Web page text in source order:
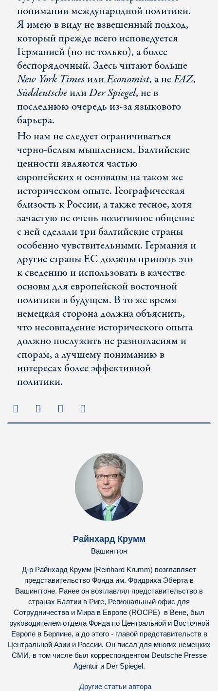
понимании международной политики.
Я имею в виду не взвешенный подход,
который прежде всего исповедуется
Германией (но не только), а более
беспорядочный. Здесь читают больше
New York TimesилиEconomist, а неFAZ,
SüddeutscheилиDer Spiegel, не в
последнюю очередь из-за языкового
барьера.
Но нам не следует ограничиваться
черно-белым мышлением. Балтийские
ценности являются частью
европейских и основаны на таком же
историческом опыте. Географическая
близость к России, а также тесное, хотя
зачастую не очень позитивное общение
с ней сделали три балтийские страны
особенно чувствительными. Германия и
другие страны ЕС должны принять это
к сведению и использовать в качестве
основы для европейской восточной
политики в будущем. В то же время
немецкая сторона должна объяснить,
что несовпадение исторического опыта
должно послужить не разногласиям и
спорам, а лучшему пониманию в
интересах более эффективной
политики.
Райнхард Крумм
Вашингтон
Д-р Райнхард Крумм (Reinhard Krumm) возглавляет
представительство Фонда им. Фридриха Эберта в
Вашингтоне. Ранее он возглавлял представительство в
странах Балтии в Риге, Региональный офис для
Сотрудничества и Мира в Европе (ROCPE) в Вене, был
руководителем отдела Фонда по Центральной и Восточной
Европе в Берлине, а до этого - главой представительств в
Центральной Азии и России. Он писал для многих немецких
СМИ, в том числе был корреспондентом Deutsche Presse
Agentur и Der Spiegel.
Другие статьи автора